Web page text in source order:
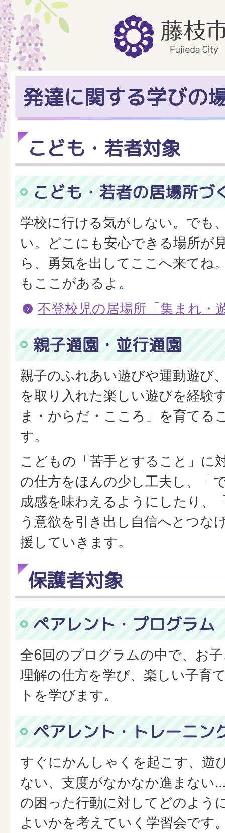
発達に関する学びの
こども・若者対象
こども・若者の居場所づ
学校に行ける気がしない。でも
い。どこにも安心できる場所が
ら、勇気を出してここへ来てね
もここがあるよ。
不登校児の居場所「集まれ・
親子通園・並行通園
親子のふれあい遊びや運動遊び
を取り入れた楽しい遊びを経験
ま・からだ・こころ」を育てる
す。
こどもの「苦手とすること」に
の仕方をほんの少し工夫し、「
成感を味わえるようにしたり、
う意欲を引き出し自信へとつな
援していきます。
保護者対象
ペアレント・プログラム
全6回のプログラムの中で、お
理解の仕方を学び、楽しい子育
トを学びます。
ペアレント・トレーニン
すぐにかんしゃくを起こす、遊
ない、支度がなかなか進まない
の困った行動に対してどのよう
よいかを考えていく学習会です